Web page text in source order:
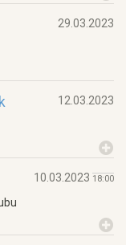
29.03.2023
12.03.2023
10.03.2023 18:00